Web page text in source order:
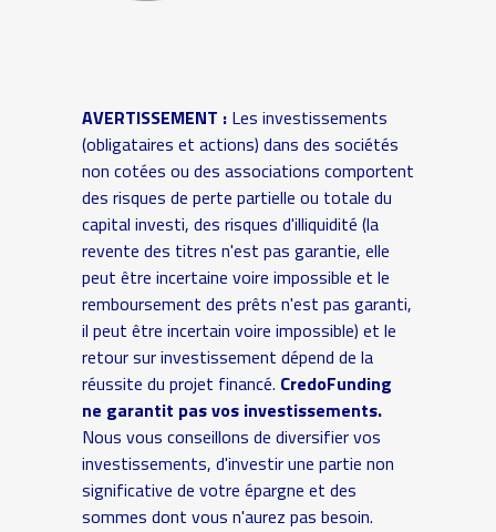
AVERTISSEMENT :Les investissements
(obligataires et actions) dans des sociétés
non cotées ou des associations comportent
des risques de perte partielle ou totale du
capital investi, des risques d'illiquidité (la
revente des titres n'est pas garantie, elle
peut être incertaine voire impossible et le
remboursement des prêts n'est pas garanti,
il peut être incertain voire impossible) et le
retour sur investissement dépend de la
réussite du projet financé. CredoFunding
ne garantit pas vos investissements.
Nous vous conseillons de diversifier vos
investissements, d'investir une partie non
significative de votre épargne et des
sommes dont vous n'aurez pas besoin.